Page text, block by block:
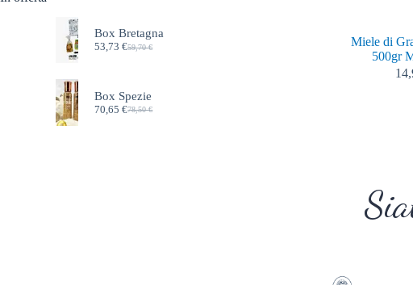
Miele di
500gr
Box Bretagna
59,70€
53,73€
Box Spezie
78,50€
70,65€